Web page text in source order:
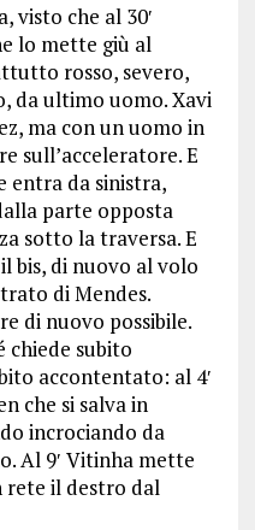
visto che al 30′
lo mette giù al
rosso, severo,
da ultimo uomo. Xavi
ma con un uomo in
sull’acceleratore. E
entra da sinistra,
parte opposta
sotto la traversa. E
bis, di nuovo al volo
di Mendes.
di nuovo possibile.
chiede subito
accontentato: al 4′
che si salva in
incrociando da
Al 9′ Vitinha mette
rete il destro dal